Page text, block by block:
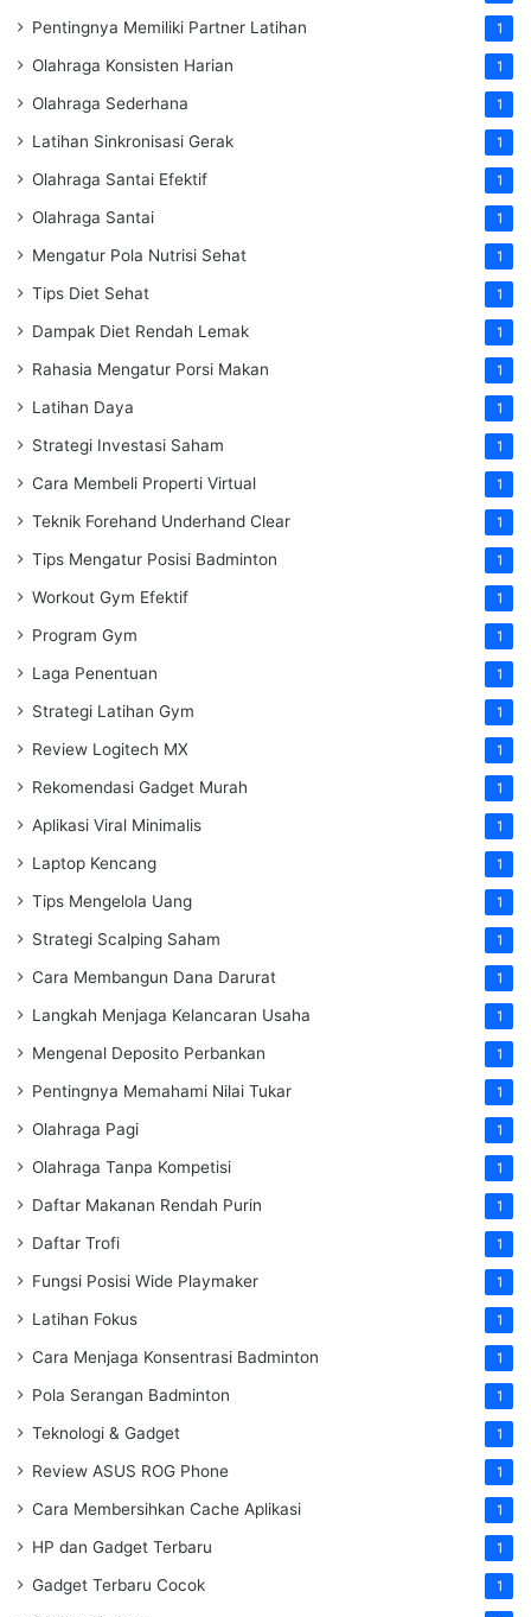
Pentingnya Memiliki Partner Latihan 1
Olahraga Konsisten Harian 1
Olahraga Sederhana 1
Latihan Sinkronisasi Gerak 1
Olahraga Santai Efektif 1
Olahraga Santai 1
Mengatur Pola Nutrisi Sehat 1
Tips Diet Sehat 1
Dampak Diet Rendah Lemak 1
Rahasia Mengatur Porsi Makan 1
Latihan Daya 1
Strategi Investasi Saham 1
Cara Membeli Properti Virtual 1
Teknik Forehand Underhand Clear 1
Tips Mengatur Posisi Badminton 1
Workout Gym Efektif 1
Program Gym 1
Laga Penentuan 1
Strategi Latihan Gym 1
Review Logitech MX 1
Rekomendasi Gadget Murah 1
Aplikasi Viral Minimalis 1
Laptop Kencang 1
Tips Mengelola Uang 1
Strategi Scalping Saham 1
Cara Membangun Dana Darurat 1
Langkah Menjaga Kelancaran Usaha 1
Mengenal Deposito Perbankan 1
Pentingnya Memahami Nilai Tukar 1
Olahraga Pagi 1
Olahraga Tanpa Kompetisi 1
Daftar Makanan Rendah Purin 1
Daftar Trofi 1
Fungsi Posisi Wide Playmaker 1
Latihan Fokus 1
Cara Menjaga Konsentrasi Badminton 1
Pola Serangan Badminton 1
Teknologi & Gadget 1
Review ASUS ROG Phone 1
Cara Membersihkan Cache Aplikasi 1
HP dan Gadget Terbaru 1
Gadget Terbaru Cocok 1